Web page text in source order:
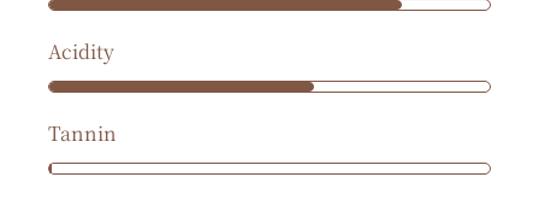
Acidity
Tannin